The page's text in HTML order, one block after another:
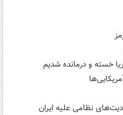
نظامی علیه ایران